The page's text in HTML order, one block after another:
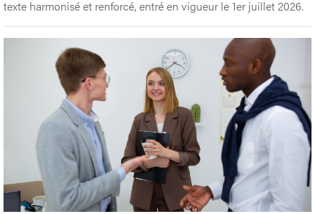
texte harmonisé et renforcé, entré en vigueur le 1er juillet 2026.